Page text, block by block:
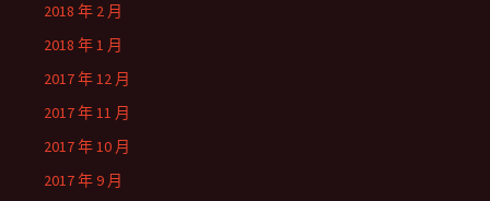
2018 年 2 月
2018 年 1 月
2017 年 12 月
2017 年 11 月
2017 年 10 月
2017 年 9 月